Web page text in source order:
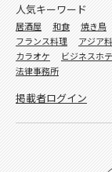
人気キーワード
居酒屋 和食 焼き鳥
フランス料理
アジア
カラオケ
ビジネスホ
法律事務所
掲載者ログイン